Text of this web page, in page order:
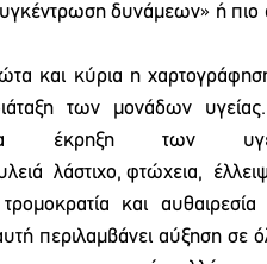
δυνάμεων» ή
και κύρια η
των  μονάδων
έκρηξη των
λάστιχο, φτώχεια,
και  αυθαιρεσία
περιλαμβάνει αύξηση σε